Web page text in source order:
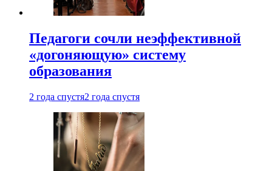
Педагоги сочли неэффективной
«догоняющую» систему
образования
2 года спустя2 года спустя